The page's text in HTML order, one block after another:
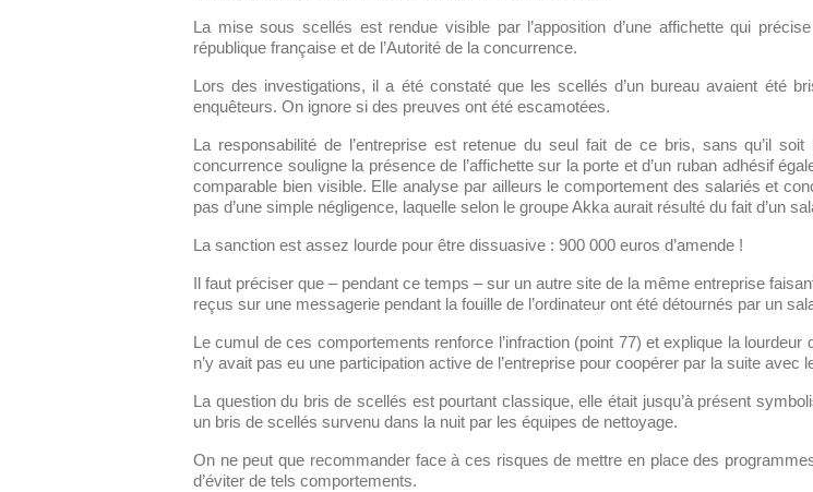
La mise sous scellés est rendue visible par l’apposition d’une affichette qui précise
république française et de l’Autorité de la concurrence.
Lors des investigations, il a été constaté que les scellés d’un bureau avaient été
enquêteurs. On ignore si des preuves ont été escamotées.
La responsabilité de l’entreprise est retenue du seul fait de ce bris, sans qu’il
concurrence souligne la présence de l’affichette sur la porte et d’un ruban adhésif
comparable bien visible. Elle analyse par ailleurs le comportement des salariés et
pas d’une simple négligence, laquelle selon le groupe Akka aurait résulté du fait d’un
La sanction est assez lourde pour être dissuasive : 900 000 euros d’amende !
Il faut préciser que – pendant ce temps – sur un autre site de la même entreprise
reçus sur une messagerie pendant la fouille de l’ordinateur ont été détournés par un
Le cumul de ces comportements renforce l’infraction (point 77) et explique la
n’y avait pas eu une participation active de l’entreprise pour coopérer par la suite
La question du bris de scellés est pourtant classique, elle était jusqu’à présent
un bris de scellés survenu dans la nuit par les équipes de nettoyage.
On ne peut que recommander face à ces risques de mettre en place des
d’éviter de tels comportements.